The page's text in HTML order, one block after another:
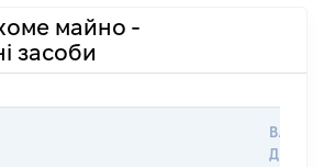
майно -
засоби
ДАТУ